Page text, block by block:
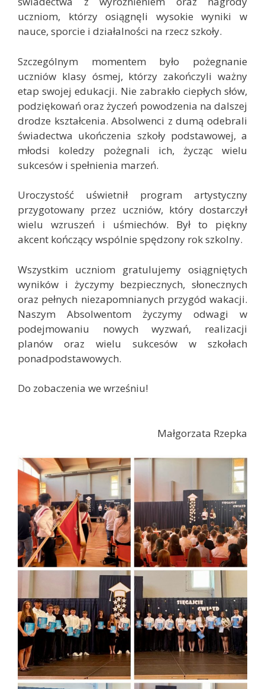
uczniom, którzy osiągnęli wysokie wyniki w
nauce, sporcie i działalności na rzecz szkoły.
Szczególnym momentem było pożegnanie
uczniów klasy ósmej, którzy zakończyli ważny
etap swojej edukacji. Nie zabrakło ciepłych słów,
podziękowań oraz życzeń powodzenia na dalszej
drodze kształcenia. Absolwenci z dumą odebrali
świadectwa ukończenia szkoły podstawowej, a
młodsi koledzy pożegnali ich, życząc wielu
sukcesów i spełnienia marzeń.
Uroczystość uświetnił program artystyczny
przygotowany przez uczniów, który dostarczył
wielu wzruszeń i uśmiechów. Był to piękny
akcent kończący wspólnie spędzony rok szkolny.
Wszystkim uczniom gratulujemy osiągniętych
wyników i życzymy bezpiecznych, słonecznych
oraz pełnych niezapomnianych przygód wakacji.
Naszym Absolwentom życzymy odwagi w
podejmowaniu nowych wyzwań, realizacji
planów oraz wielu sukcesów w szkołach
ponadpodstawowych.
Do zobaczenia we wrześniu!
Małgorzata Rzepka